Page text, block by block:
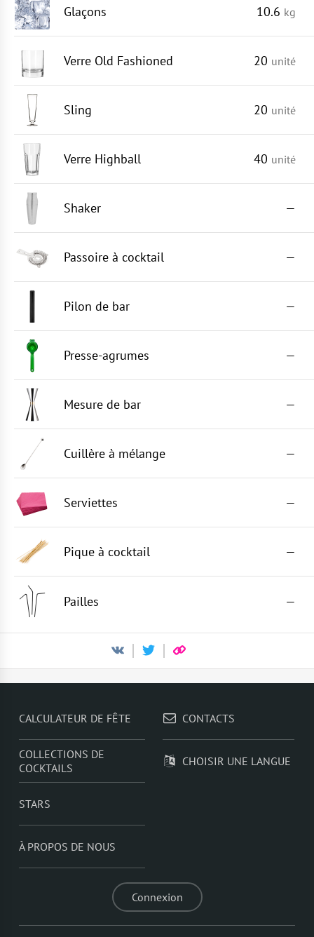
Glaçons 10.6 kg
Verre Old Fashioned 20 unité
Sling 20 unité
Verre Highball 40 unité
Shaker —
Passoire à cocktail —
Pilon de bar —
Presse-agrumes —
Mesure de bar —
Cuillère à mélange —
Serviettes —
Pique à cocktail —
Pailles —
CALCULATEUR DE FÊTE
COLLECTIONS DE
COCKTAILS
STARS
À PROPOS DE NOUS
CONTACTS
CHOISIR UNE LANGUE
Connexion